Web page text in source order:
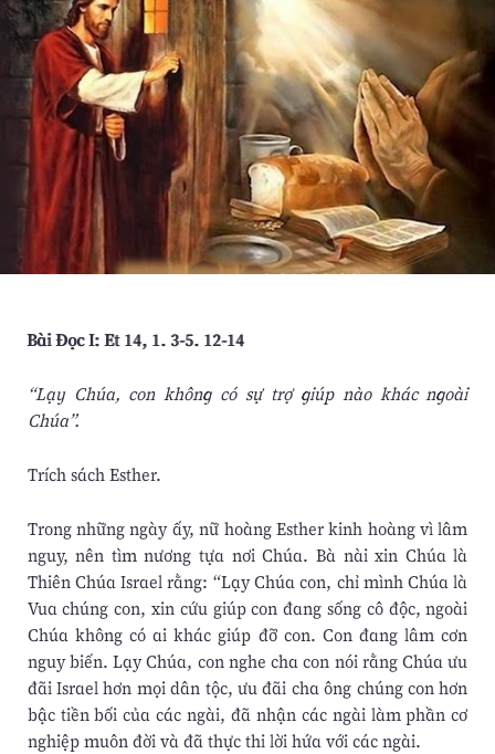
Bài Ðọc I: Et 14, 1. 3-5. 12-14
“Lạy Chúa, con không có sự trợ giúp nào khác ngoài
Chúa”.
Trích sách Esther.
Trong những ngày ấy, nữ hoàng Esther kinh hoàng vì lâm
nguy, nên tìm nương tựa nơi Chúa. Bà nài xin Chúa là
Thiên Chúa Israel rằng: “Lạy Chúa con, chỉ mình Chúa là
Vua chúng con, xin cứu giúp con đang sống cô độc, ngoài
Chúa không có ai khác giúp đỡ con. Con đang lâm cơn
nguy biến. Lạy Chúa, con nghe cha con nói rằng Chúa ưu
đãi Israel hơn mọi dân tộc, ưu đãi cha ông chúng con hơn
bậc tiền bối của các ngài, đã nhận các ngài làm phần cơ
nghiệp muôn đời và đã thực thi lời hứa với các ngài.